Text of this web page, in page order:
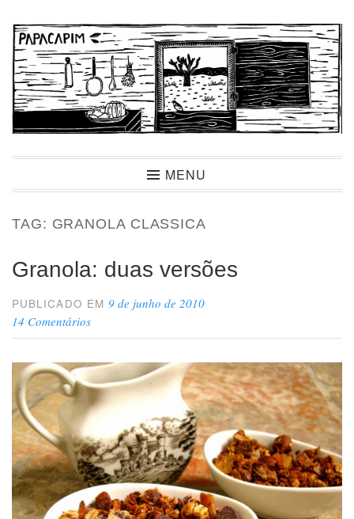
para
conteúdo
PapacapimMENU
TAG: GRANOLA CLASSICA
Granola: duas versões
PUBLICADO EM 9 de junho de 2010
14 Comentários